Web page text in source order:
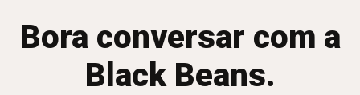
Bora conversar com a
Black Beans.